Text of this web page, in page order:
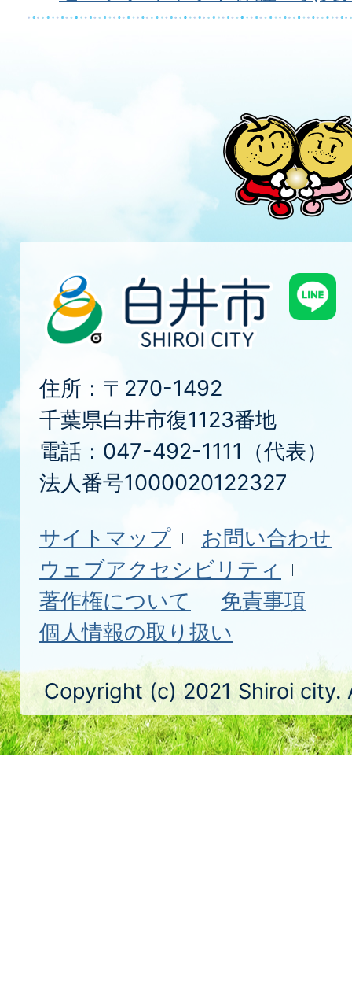
住所：〒270-1492
千葉県白井市復1123番地
電話：047-492-1111（代表）
法人番号1000020122327
サイトマップ
お問い合わせ
ウェブアクセシビリティ
著作権について
免責事項
個人情報の取り扱い
Copyright (c) 2021 Shiroi city.